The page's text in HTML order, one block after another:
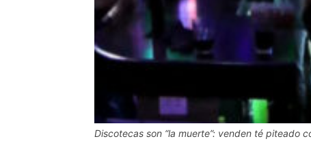
Discotecas son “la muerte”: venden té piteado